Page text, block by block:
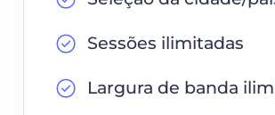
Sessões ilimitadas
Largura de banda